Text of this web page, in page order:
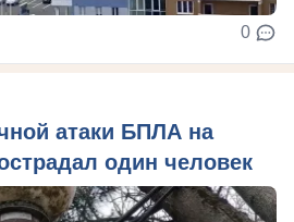
0
атаки БПЛА на
один человек